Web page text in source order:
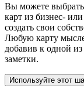
Вы можете
карт из бизнес-
создать свои
Любую карту
добавив к одной
заметки.
Используйте этот